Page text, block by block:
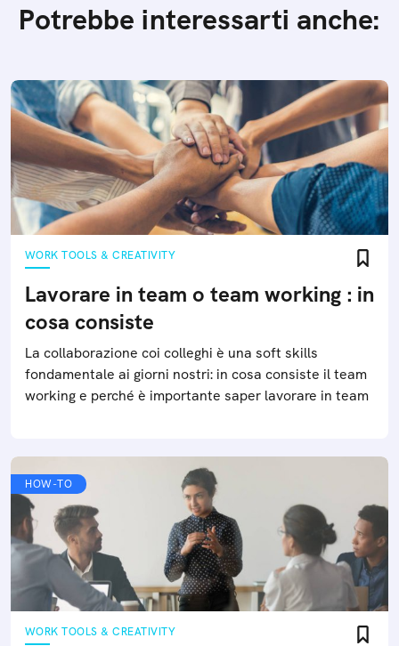
Potrebbe interessarti anche:
WORK TOOLS & CREATIVITY
Lavorare in team o team working : in
cosa consiste
La collaborazione coi colleghi è una soft skills
fondamentale ai giorni nostri: in cosa consiste il team
working e perché è importante saper lavorare in team
HOW-TO
WORK TOOLS & CREATIVITY